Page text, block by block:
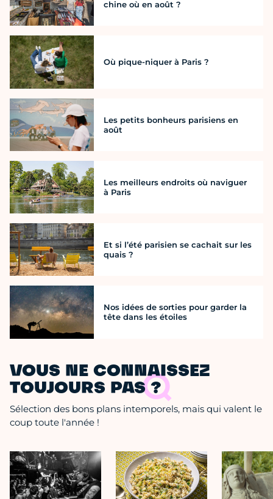
chine où en août ?
Où pique-niquer à Paris ?
Les petits bonheurs parisiens en
août
Les meilleurs endroits où naviguer
à Paris
Et si l’été parisien se cachait sur les
quais ?
Nos idées de sorties pour garder la
tête dans les étoiles
VOUS NE CONNAISSEZ
TOUJOURS PAS ?
Sélection des bons plans intemporels, mais qui valent le
coup toute l'année !